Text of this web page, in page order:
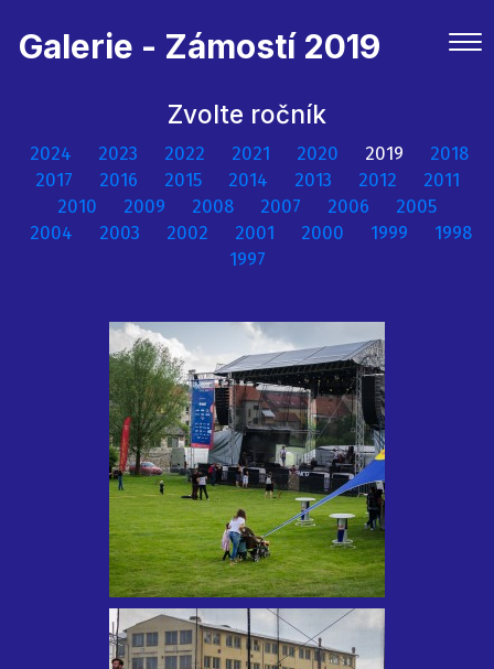
Galerie - Zámostí 2019
Zvolte ročník
2024 2023 2022 2021 2020 2019
2018
2017
2016 2015 2014 2013 2012
2011
2010
2009 2008 2007 2006
2005
2004
2003 2002 2001 2000 1999
1998
1997